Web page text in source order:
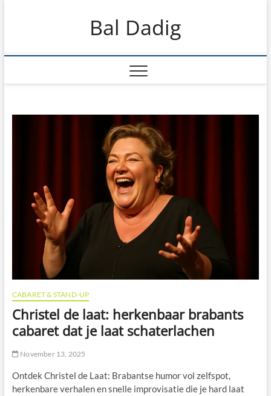
Bal Dadig
CABARET & STAND-UP
Christel de laat: herkenbaar brabants
cabaret dat je laat schaterlachen
November 13, 2025
Ontdek Christel de Laat: Brabantse humor vol zelfspot,
herkenbare verhalen en snelle improvisatie die je hard laat